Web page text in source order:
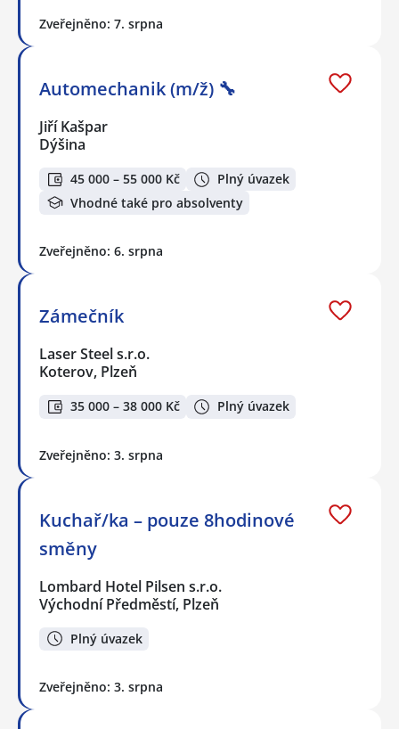
Zveřejněno: 7. srpna
Automechanik (m/ž) 🔧
Jiří Kašpar
Dýšina
45 000 – 55 000 Kč
Plný úvazek
Vhodné také pro absolventy
Zveřejněno: 6. srpna
Zámečník
Laser Steel s.r.o.
Koterov, Plzeň
35 000 – 38 000 Kč Plný úvazek
Zveřejněno: 3. srpna
Kuchař/ka – pouze 8hodinové
směny
Lombard Hotel Pilsen s.r.o.
Východní Předměstí, Plzeň
Plný úvazek
Zveřejněno: 3. srpna